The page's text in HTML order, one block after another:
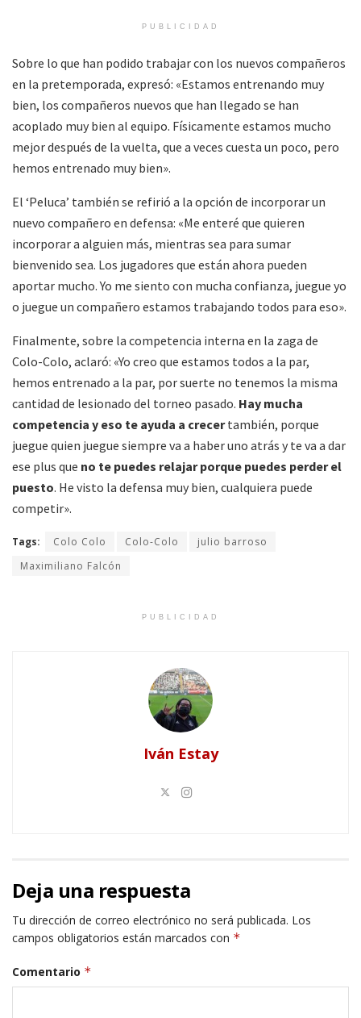
PUBLICIDAD
Sobre lo que han podido trabajar con los nuevos compañeros
en la pretemporada, expresó: «Estamos entrenando muy
bien, los compañeros nuevos que han llegado se han
acoplado muy bien al equipo. Físicamente estamos mucho
mejor después de la vuelta, que a veces cuesta un poco, pero
hemos entrenado muy bien».
El ‘Peluca’ también se refirió a la opción de incorporar un
nuevo compañero en defensa: «Me enteré que quieren
incorporar a alguien más, mientras sea para sumar
bienvenido sea. Los jugadores que están ahora pueden
aportar mucho. Yo me siento con mucha confianza, juegue yo
o juegue un compañero estamos trabajando todos para eso».
Finalmente, sobre la competencia interna en la zaga de
Colo-Colo, aclaró: «Yo creo que estamos todos a la par,
hemos entrenado a la par, por suerte no tenemos la misma
cantidad de lesionado del torneo pasado. Hay mucha
competencia y eso te ayuda a crecertambién, porque
juegue quien juegue siempre va a haber uno atrás y te va a dar
ese plus que no te puedes relajar porque puedes perder el
puesto. He visto la defensa muy bien, cualquiera puede
competir».
Tags: Colo Colo Colo-Colo
julio barroso
Maximiliano Falcón
PUBLICIDAD
Iván Estay
Deja una respuesta
Tu dirección de correo electrónico no será publicada. Los
campos obligatorios están marcados con *
Comentario *